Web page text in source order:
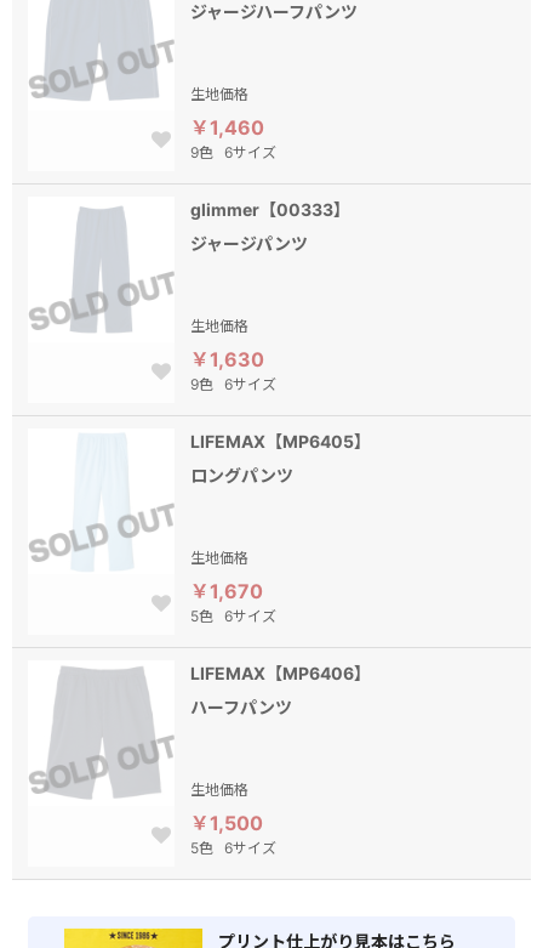
ジャージハーフパンツ
生地価格
￥1,460
9色 6サイズ
glimmer【00333】
ジャージパンツ
生地価格
￥1,630
9色 6サイズ
LIFEMAX【MP6405】
ロングパンツ
生地価格
￥1,670
5色 6サイズ
LIFEMAX【MP6406】
ハーフパンツ
生地価格
￥1,500
5色 6サイズ
プリント仕上がり見本はこちら